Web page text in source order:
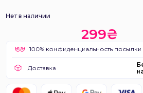
Нет в наличии
299₴
100% конфиденциальность посылки
Доставка